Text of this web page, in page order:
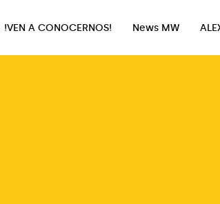
!VEN A CONOCERNOS!
News MW